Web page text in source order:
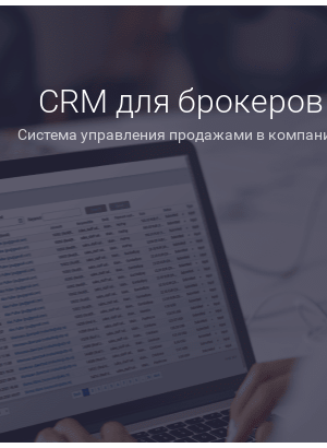
CRM для брокеров
Система управления продажами в